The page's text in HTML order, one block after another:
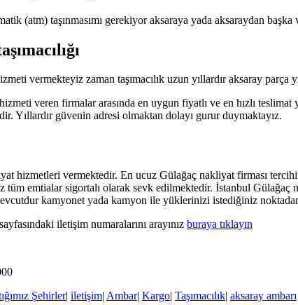
(atm) taşınmasımı gerekiyor aksaraya yada aksaraydan
vermekteyiz zaman taşımacılık uzun yıllardır aksaray
veren firmalar arasında en uygun fiyatlı ve en hızlı
Yıllardır güvenin adresi olmaktan dolayı gurur duymaktayız.
hizmetleri vermektedir. En ucuz Gülağaç nakliyat firması
tüm emtialar sigortalı olarak sevk edilmektedir. İstanbul
kamyonet yada kamyon ile yüklerinizi istediğiniz
iletişim numaralarını arayınız buraya tıklayın
Şehirler| iletişim| Ambar| Kargo| Taşımacılık| aksaray ambarı